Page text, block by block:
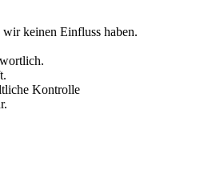
keinen Einfluss haben.
Kontrolle